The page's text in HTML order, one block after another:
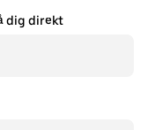
dig direkt